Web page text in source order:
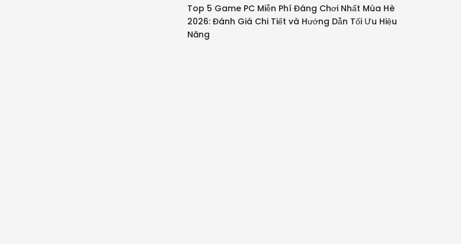
Top 5 Game PC Miễn Phí Đáng Chơi Nhất Mùa Hè
2026: Đánh Giá Chi Tiết và Hướng Dẫn Tối Ưu Hiệu
Năng